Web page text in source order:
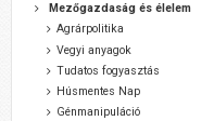
Mezőgazdaság és élelem
Agrárpolitika
Vegyi anyagok
Tudatos fogyasztás
Húsmentes Nap
Génmanipuláció